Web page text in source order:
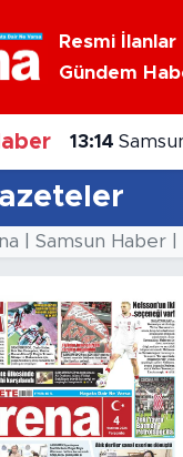
Resmi İlanlar
Gündem
13:14
| Samsun Haber |
ve Fikstür